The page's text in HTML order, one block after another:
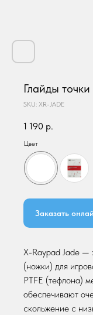
Глайды
SKU: XR-JADE
1 190 р.
Цвет
Заказать
X-Raypad Jade —
(ножки) для
PTFE (тефлона)
обеспечивают
скольжение с